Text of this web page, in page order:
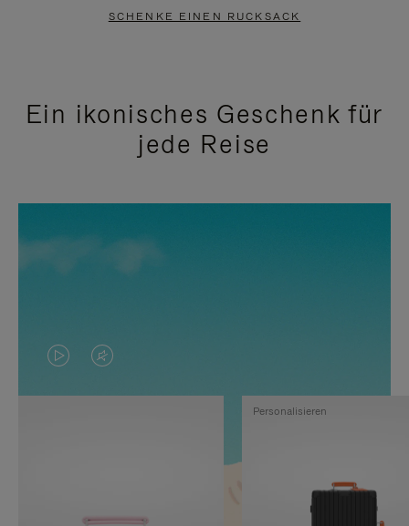
SCHENKE EINEN RUCKSACK
Ein ikonisches Geschenk für
jede Reise
DAS
VIDEO
VIDEO
IST
Personalisieren